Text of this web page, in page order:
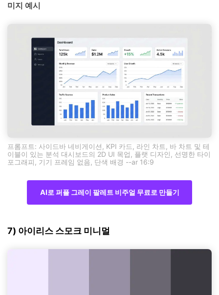
미지 예시
프롬프트: 사이드바 네비게이션, KPI 카드, 라인 차트, 바 차트 및 테
이블이 있는 분석 대시보드의 2D UI 목업, 플랫 디자인, 선명한 타이
포그래피, 기기 프레임 없음, 단색 배경 --ar 16:9
AI로 퍼플 그레이 팔레트 비주얼 무료로 만들기
7) 아이리스 스모크 미니멀